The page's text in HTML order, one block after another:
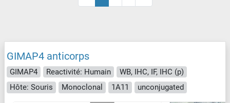
GIMAP4 anticorps
GIMAP4 Reactivité: Humain
WB, IHC, IF, IHC (p)
Hôte: Souris
Monoclonal 1A11 unconjugated